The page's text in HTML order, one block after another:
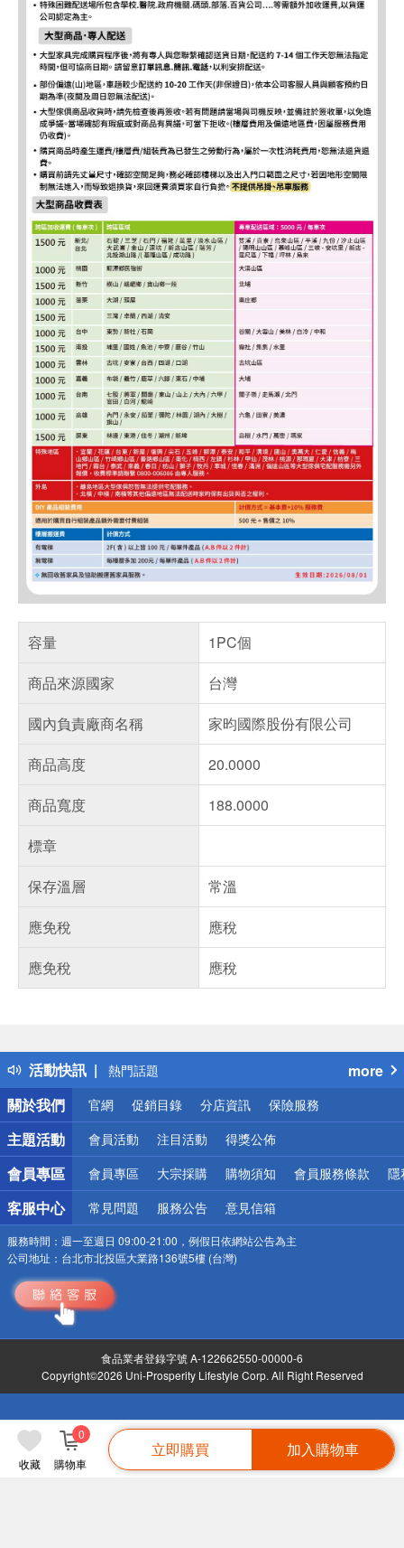
收藏 購物車
0
立即購買 加入購物車
容量
1PC個
商品來源國家
台灣
國內負責廠商名稱
家昀國際股份有限公司
商品高度
20.0000
商品寬度
188.0000
標章
保存溫層
常溫
應免稅
應稅
應免稅
應稅
活動快訊
得獎公告
熱門話題
銀行優惠
偏遠地區配送
詐騙網頁！請小心！
more
關於我們
官網 促銷目錄 分店資訊 保險服務
主題活動 會員活動 注目活動 得獎公佈
會員專區 會員專區 大宗採購 購物須知 會員服務條款 隱
客服中心 常見問題 服務公告 意見信箱
服務時間： 週一至週日 09:00-21:00，例假日依網站公告為主
公司地址： 台北市北投區大業路136號5樓 (台灣)
食品業者登錄字號 A-122662550-00000-6
Copyright©2026 Uni-Prosperity Lifestyle Corp. All Right Reserved